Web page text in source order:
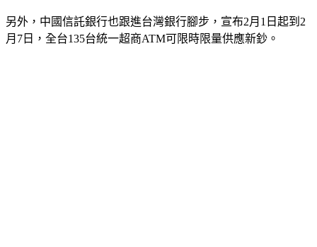
另外，中國信託銀行也跟進台灣銀行腳步，宣布2月1日起到2
月7日，全台135台統一超商ATM可限時限量供應新鈔。